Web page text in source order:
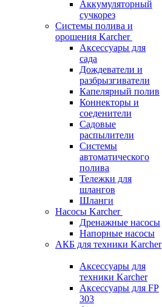
Аккумуляторный
сучкорез
Системы полива и
орошения Karcher
Аксессуары для
сада
Дождеватели и
разбрызгиватели
Капелярный полив
Коннекторы и
соеденители
Садовые
распылители
Системы
автоматического
полива
Тележки для
шлангов
Шланги
Насосы Karcher
Дренажные насосы
Напорные насосы
АКБ для техники Karcher
Аксессуары для
техники Karcher
Аксессуары для FP
303